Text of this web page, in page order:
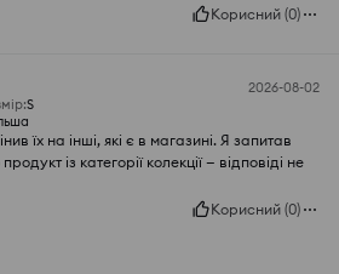
Корисний (0)
2026-08-02
:S
їх на інші, які є в магазині. Я запитав
із категорії колекції — відповіді не
Корисний (0)